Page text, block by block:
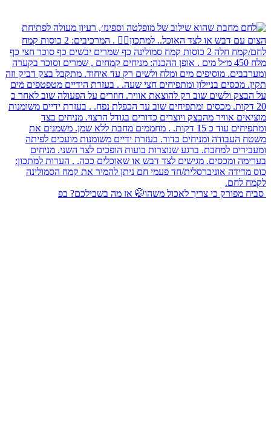
⁨ סביח מפורק כי צריך לאכול משהו🤭 אז מה בשבילכם? בפ